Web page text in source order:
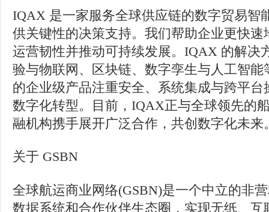
IQAX 是一家服务全球供应链的数字贸易智
供关键性的决策支持。我们帮助企业更快
运营韧性并推动可持续发展。IQAX 的解决
验与物联网、区块链、数字孪生与人工智
的企业级产品注重安全、系统集成与跨平
数字化转型。目前，IQAX正与全球领先的
融机构携手展开广泛合作，共创数字化未来
关于 GSBN
全球航运商业网络(GSBN)是一个中立的非
数据系统和合作伙伴生态圈，实现无纸、